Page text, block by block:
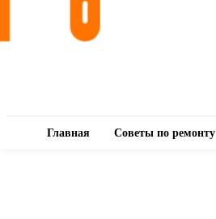
Главная Советы по ремонту